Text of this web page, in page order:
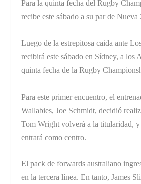
Para la quinta fecha del Rugby
recibe este sábado a su par de
Luego de la estrepitosa caida ante
recibirá este sábado en Sídney, a los
quinta fecha de la Rugby
Para este primer encuentro, el
Wallabies, Joe Schmidt, decidió
Tom Wright volverá a la titularidad,
entrará como centro.
El pack de forwards australiano
en la tercera línea. En tanto, James